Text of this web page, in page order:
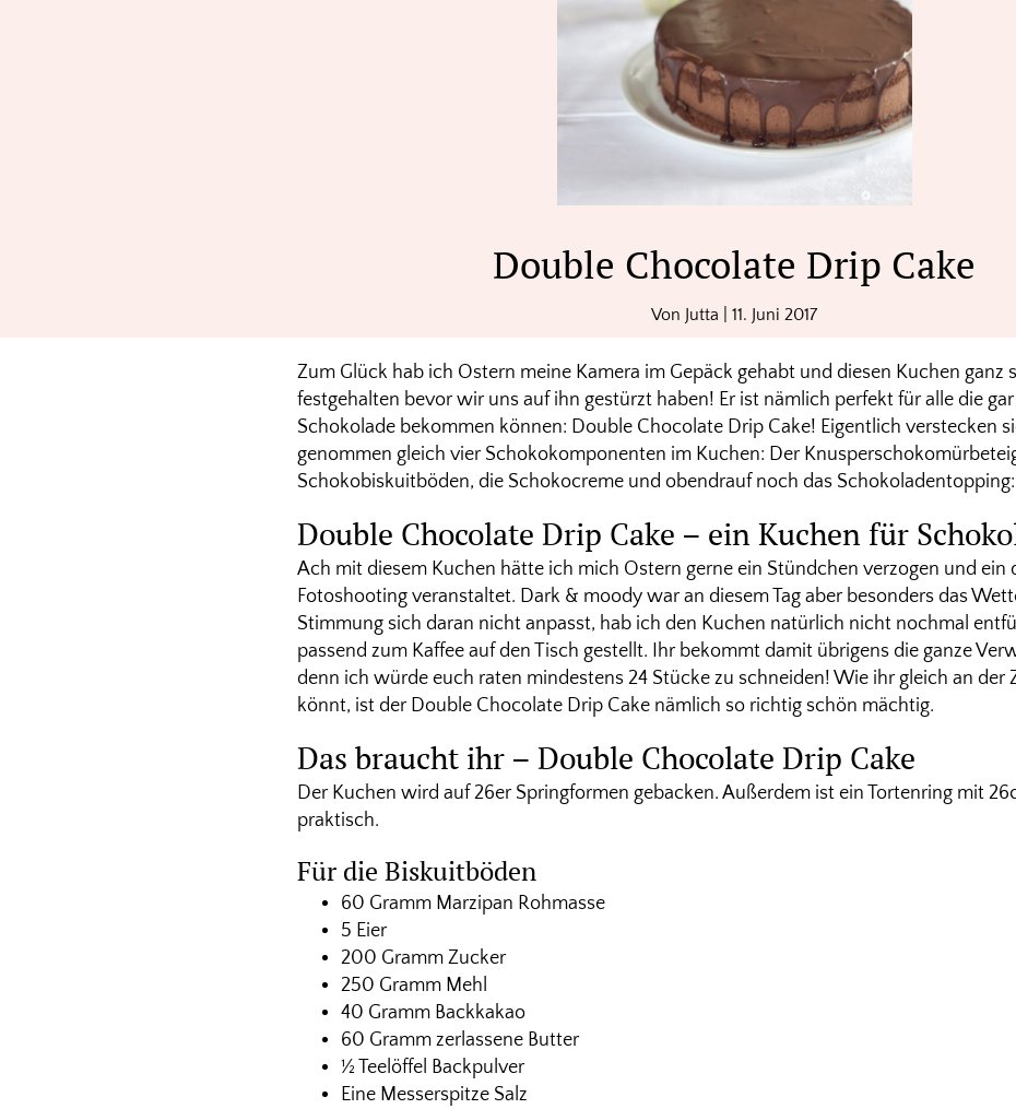
Double Chocolate Drip Cake
Von Jutta 11. Juni 2017
Zum Glück hab ich Ostern meine Kamera im Gepäck gehabt und diesen Kuchen ganz
festgehalten bevor wir uns auf ihn gestürzt haben! Er ist nämlich perfekt für alle die
Schokolade bekommen können: Double Chocolate Drip Cake! Eigentlich verstecken
genommen gleich vier Schokokomponenten im Kuchen: Der
Schokobiskuitböden, die Schokocreme und obendrauf noch das
Double Chocolate Drip Cake – ein Kuchen für
Ach mit diesem Kuchen hätte ich mich Ostern gerne ein Stündchen verzogen und ein
Fotoshooting veranstaltet. Dark & moody war an diesem Tag aber besonders das
Stimmung sich daran nicht anpasst, hab ich den Kuchen natürlich nicht nochmal
passend zum Kaffee auf den Tisch gestellt. Ihr bekommt damit übrigens die ganze
denn ich würde euch raten mindestens 24 Stücke zu schneiden! Wie ihr gleich an der
könnt, ist der Double Chocolate Drip Cake nämlich so richtig schön mächtig.
Das braucht ihr – Double Chocolate Drip Cake
Der Kuchen wird auf 26er Springformen gebacken. Außerdem ist ein Tortenring mit
praktisch.
Für die Biskuitböden
60 Gramm Marzipan Rohmasse
5 Eier
200 Gramm Zucker
250 Gramm Mehl
40 Gramm Backkakao
60 Gramm zerlassene Butter
½ Teelöffel Backpulver
Eine Messerspitze Salz